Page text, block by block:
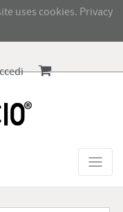
uses cookies. Privacy